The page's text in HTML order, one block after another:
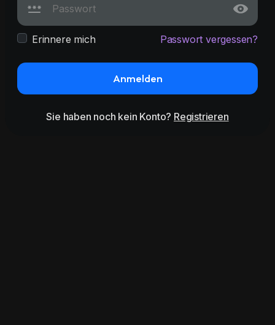
Erinnere mich Passwort vergessen?
Anmelden
Sie haben noch kein Konto? Registrieren